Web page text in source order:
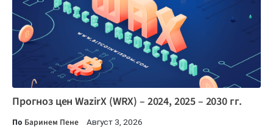
Прогноз цен WazirX (WRX) – 2024, 2025 – 2030 гг.
По Баринем Пене Август 3, 2026